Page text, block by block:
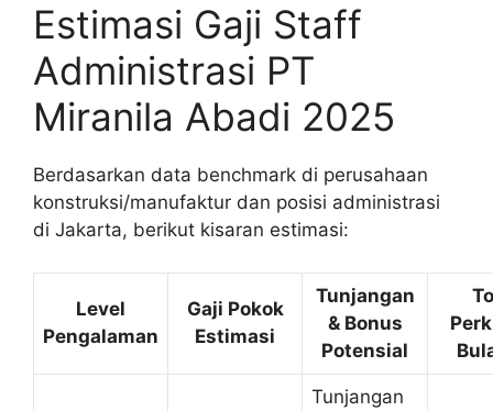
Estimasi Gaji Staff
Administrasi PT
Miranila Abadi 2025
Berdasarkan data benchmark di perusahaan
konstruksi/manufaktur dan posisi administrasi
di Jakarta, berikut kisaran estimasi:
Level
Pengalaman
Gaji Pokok
Estimasi
Tunjangan
& Bonus
Potensial
Tunjangan